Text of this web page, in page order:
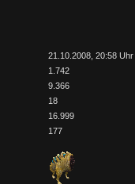
21.10.2008, 20:58 Uhr
1.742
9.366
18
16.999
177